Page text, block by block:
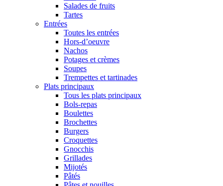
Salades de fruits
Tartes
Entrées
Toutes les entrées
Hors-d’oeuvre
Nachos
Potages et crèmes
Soupes
Trempettes et tartinades
Plats principaux
Tous les plats principaux
Bols-repas
Boulettes
Brochettes
Burgers
Croquettes
Gnocchis
Grillades
Mijotés
Pâtés